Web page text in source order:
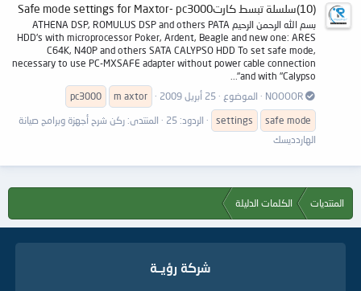
(10)سلسلة تبسط كارتSafe mode settings for Maxtor- pc3000
بسم الله الرحمن الرحيم ATHENA DSP, ROMULUS DSP and others PATA
HDD's with microprocessor Poker, Ardent, Beagle and new one: ARES
C64K, N40P and others SATA CALYPSO HDD To set safe mode,
necessary to use PC-MXSAFE adapter without power cable connection
and with "Calypso"...
NOOOOR
الموضوع 25 أبريل 2009 m axtor
pc3000
safe mode
settings الردود: 25 المنتدى: ركن شرح أجهزة وبرامج صيانة
الهاردديسك
المنتديات الكلمات الدليلة
شركة رؤيــة